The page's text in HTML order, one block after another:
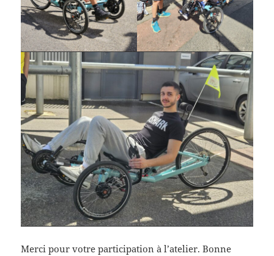
Merci pour votre participation à l’atelier. Bonne